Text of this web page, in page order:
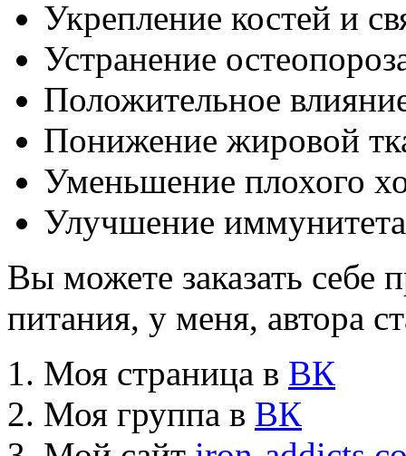
Укрепление костей и
Устранение
Положительное
Понижение жировой
Уменьшение плохого
Улучшение
Вы можете заказать себе
питания, у меня, автора
Моя страница в ВК
Моя группа в ВК